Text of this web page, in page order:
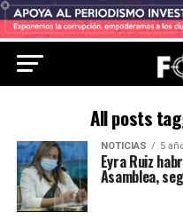
All posts
NOTICIAS 5
Eyra Ruiz
Asamblea,